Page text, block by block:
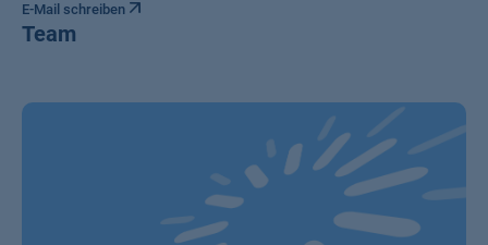
E-Mail schreiben
Team